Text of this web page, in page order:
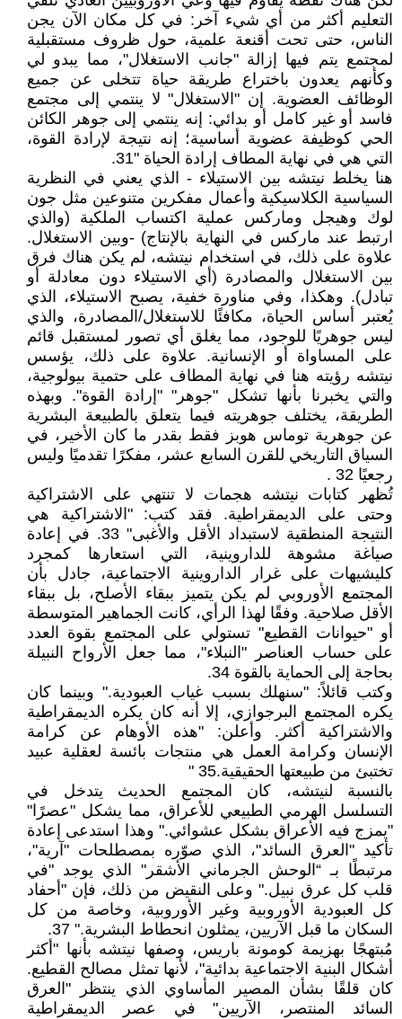
التعليم أكثر من أي شيء آخر: في كل مكان الآن يجن
الناس، حتى تحت أقنعة علمية، حول ظروف مستقبلية
لمجتمع يتم فيها إزالة "جانب الاستغلال"، مما يبدو لي
وكأنهم يعدون باختراع طريقة حياة تتخلى عن جميع
الوظائف العضوية. إن "الاستغلال" لا ينتمي إلى مجتمع
فاسد أو غير كامل أو بدائي: إنه ينتمي إلى جوهر الكائن
الحي كوظيفة عضوية أساسية؛ إنه نتيجة لإرادة القوة،
التي هي في نهاية المطاف إرادة الحياة "31.
هنا يخلط نيتشه بين الاستيلاء - الذي يعني في النظرية
السياسية الكلاسيكية وأعمال مفكرين متنوعين مثل جون
لوك وهيجل وماركس عملية اكتساب الملكية (والذي
ارتبط عند ماركس في النهاية بالإنتاج) -وبين الاستغلال.
علاوة على ذلك، في استخدام نيتشه، لم يكن هناك فرق
بين الاستغلال والمصادرة (أي الاستيلاء دون معادلة أو
تبادل). وهكذا، وفي مناورة خفية، يصبح الاستيلاء، الذي
يُعتبر أساس الحياة، مكافئًا للاستغلال/المصادرة، والذي
ليس جوهريًا للوجود، مما يغلق أي تصور لمستقبل قائم
على المساواة أو الإنسانية. علاوة على ذلك، يؤسس
نيتشه رؤيته هنا في نهاية المطاف على حتمية بيولوجية،
والتي يخبرنا بأنها تشكل "جوهر" "إرادة القوة". وبهذه
الطريقة، يختلف جوهريته فيما يتعلق بالطبيعة البشرية
عن جوهرية توماس هوبز فقط بقدر ما كان الأخير، في
السياق التاريخي للقرن السابع عشر، مفكرًا تقدميًا وليس
رجعيًا 32 .
تُظهر كتابات نيتشه هجمات لا تنتهي على الاشتراكية
وحتى على الديمقراطية. فقد كتب: "الاشتراكية هي
النتيجة المنطقية لاستبداد الأقل والأغبى" 33. في إعادة
صياغة مشوهة للداروينية، التي استعارها كمجرد
كليشيهات على غرار الداروينية الاجتماعية، جادل بأن
المجتمع الأوروبي لم يكن يتميز ببقاء الأصلح، بل ببقاء
الأقل صلاحية. وفقًا لهذا الرأي، كانت الجماهير المتوسطة
أو "حيوانات القطيع" تستولي على المجتمع بقوة العدد
على حساب العناصر "النبلاء"، مما جعل الأرواح النبيلة
بحاجة إلى الحماية بالقوة 34.
وكتب قائلاً: "سنهلك بسبب غياب العبودية." وبينما كان
يكره المجتمع البرجوازي، إلا أنه كان يكره الديمقراطية
والاشتراكية أكثر. وأعلن: "هذه الأوهام عن كرامة
الإنسان وكرامة العمل هي منتجات بائسة لعقلية عبيد
تختبئ من طبيعتها الحقيقية.35 "
بالنسبة لنيتشه، كان المجتمع الحديث يتدخل في
التسلسل الهرمي الطبيعي للأعراق، مما يشكل "عصرًا"
"يمزج فيه الأعراق بشكل عشوائي." وهذا استدعى إعادة
تأكيد "العرق السائد"، الذي صوّره بمصطلحات "آرية"،
مرتبطًا بـ “الوحش الجرماني الأشقر" الذي يوجد "في
قلب كل عرق نبيل." وعلى النقيض من ذلك، فإن "أحفاد
كل العبودية الأوروبية وغير الأوروبية، وخاصة من كل
السكان ما قبل الآريين، يمثلون انحطاط البشرية." 37.
مُبتهجًا بهزيمة كومونة باريس، وصفها نيتشه بأنها "أكثر
أشكال البنية الاجتماعية بدائية"، لأنها تمثل مصالح القطيع.
كان قلقًا بشأن المصير المأساوي الذي ينتظر "العرق
السائد المنتصر، الآريين" في عصر الديمقراطية